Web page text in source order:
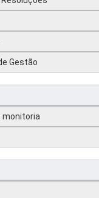
Gestão
monitoria